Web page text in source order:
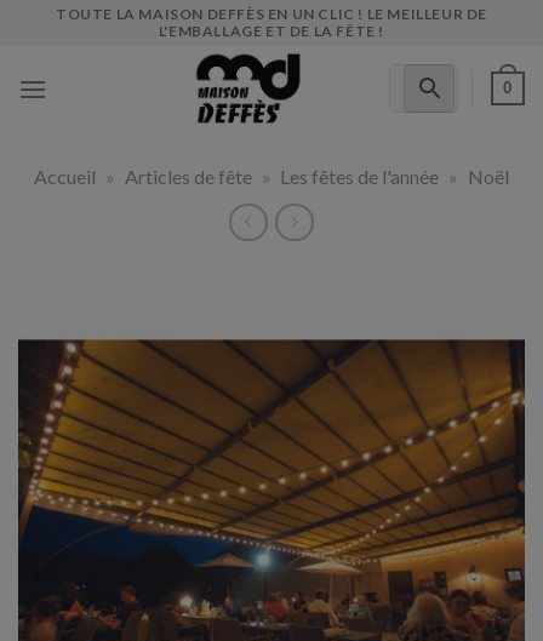
TOUTE LA MAISON DEFFÈS EN UN CLIC ! LE MEILLEUR DE
L'EMBALLAGE ET DE LA FÊTE !
0
Accueil » Articles de fête » Les fêtes de l'année » Noël